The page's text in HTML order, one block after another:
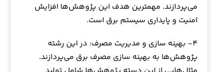
می‌پردازند. مهمترین هدف این پژوهش‌ها افزایش
امنیت و پایداری سیستم برق است.
۴- بهینه سازی و مدیریت مصرف: در این رشته
پژوهش‌ها به بهینه سازی مصرف برق می‌پردازند.